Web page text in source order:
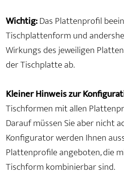
Wichtig:Das Plattenprofil
Tischplattenform und
Wirkungs des jeweiligen
der Tischplatte ab.
Kleiner Hinweis zur
Tischformen mit allen
Darauf müssen Sie aber nicht
Konfigurator werden Ihnen
Plattenprofile angeboten, die
Tischform kombinierbar sind.